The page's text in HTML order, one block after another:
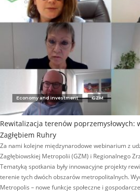
Economy and investment GZM
Rewitalizacja terenów poprzemysłowych:
Zagłębiem Ruhry
Za nami kolejne międzynarodowe webinarium z
Zagłębiowskiej Metropolii (GZM) i Regionalnego
Tematyką spotkania były innowacyjne projekty
terenie tych dwóch obszarów metropolitalnych.
Metropolis – nowe funkcje społeczne i